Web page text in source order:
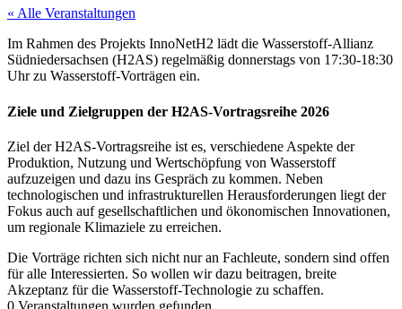
« Alle Veranstaltungen
Im Rahmen des Projekts InnoNetH2 lädt die Wasserstoff-Allianz
Südniedersachsen (H2AS) regelmäßig donnerstags von 17:30-18:30
Uhr zu Wasserstoff-Vorträgen ein.
Ziele und Zielgruppen der H2AS-Vortragsreihe 2026
Ziel der H2AS-Vortragsreihe ist es, verschiedene Aspekte der
Produktion, Nutzung und Wertschöpfung von Wasserstoff
aufzuzeigen und dazu ins Gespräch zu kommen. Neben
technologischen und infrastrukturellen Herausforderungen liegt der
Fokus auch auf gesellschaftlichen und ökonomischen Innovationen,
um regionale Klimaziele zu erreichen.
Die Vorträge richten sich nicht nur an Fachleute, sondern sind offen
für alle Interessierten. So wollen wir dazu beitragen, breite
Akzeptanz für die Wasserstoff-Technologie zu schaffen.
0 Veranstaltungen wurden gefunden.